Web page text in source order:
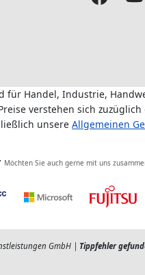
für Handel, Industrie,
verstehen sich
unsere Allgemeinen
Möchten Sie auch gerne mit uns
GmbH | Tippfehler